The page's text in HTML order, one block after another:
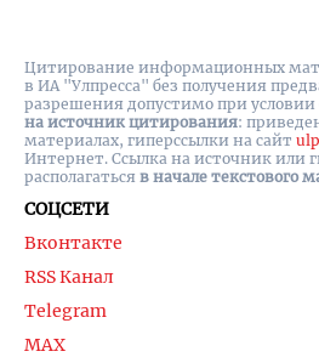
СОЦСЕТИ
Вконтакте
RSS Канал
Telegram
MAX
Цитирование информационных
в ИА "Улпресса" без получения
разрешения допустимо при условии
на источник цитирования:
материалах, гиперссылки на cайт
Интернет. Ссылка на источник или
располагаться в начале текстового